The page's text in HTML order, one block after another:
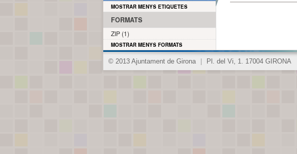
MOSTRAR MENYS ETIQUETES
FORMATS
ZIP (1)
MOSTRAR MENYS FORMATS
© 2013 Ajuntament de Girona Pl. del Vi, 1. 17004 GIRONA